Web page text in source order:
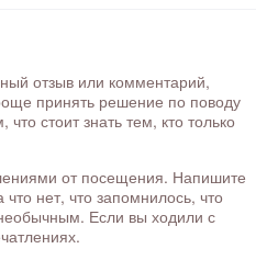
отзыв или комментарий,
принять решение по поводу
стоит знать тем, кто только
от посещения. Напишите
нет, что запомнилось, что
Если вы ходили с